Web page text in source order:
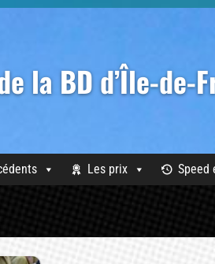
la BD d’Île-
Les prix Speed